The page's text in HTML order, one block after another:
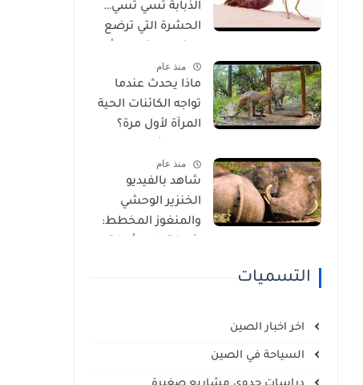
الذبابة تسي تسي…
الحشرة التي ترضع
أخطر الأمراض في
إفريقيا!
منذ عام
ماذا يحدث عندما
تواجه الكائنات الحية
المرآة لأول مرة؟
للسلوك والوعي
الذاتي
منذ عام
شاهد بالفيديو
الخنزير الوحشي
والمنغوز المخطط:
التسميات
اخر اخبار الصين
السياحة في الصين